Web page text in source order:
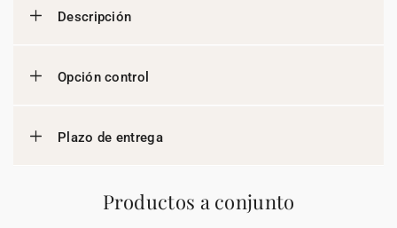
Descripción
Opción control
Plazo de entrega
Productos a conjunto